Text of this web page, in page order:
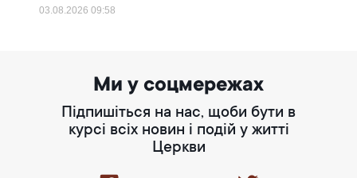
03.08.202609:58
Ми у соцмережах
Підпишіться на нас, щоби бути в
курсі всіх новин і подій у житті
Церкви